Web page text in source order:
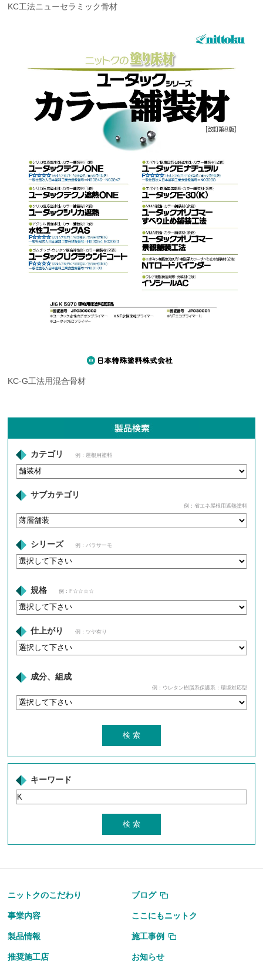
KC工法ニューセラミック骨材
KC-G工法用混合骨材
カテゴリ 例：屋根用塗料
サブカテゴリ
例：省エネ屋根用遮熱塗料
シリーズ 例：パラサーモ
規格 例：F☆☆☆☆
仕上がり 例：ツヤ有り
成分、組成
例：ウレタン樹脂系保護系：環境対応型
キーワード
ニットクのこだわり ブログ
事業内容 ここにもニットク
製品情報 施工事例
推奨施工店 お知らせ